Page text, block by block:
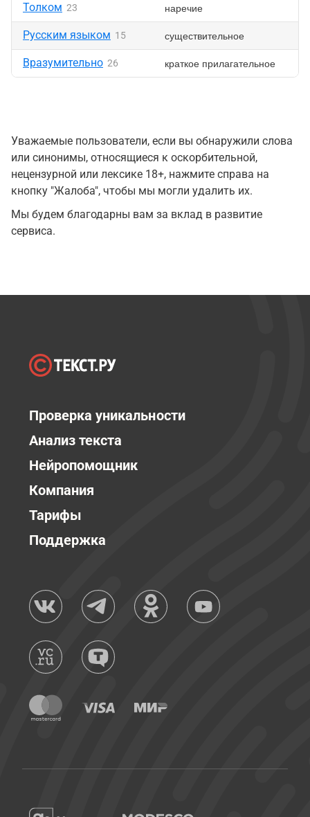
Толком 23 наречие
Русским языком 15 существительное
Вразумительно 26 краткое прилагательное
Уважаемые пользователи, если вы обнаружили слова
или синонимы, относящиеся к оскорбительной,
нецензурной или лексике 18+, нажмите справа на
кнопку "Жалоба", чтобы мы могли удалить их.
Мы будем благодарны вам за вклад в развитие
сервиса.
Проверка уникальности
Анализ текста
Нейропомощник
Компания
Тарифы
Поддержка